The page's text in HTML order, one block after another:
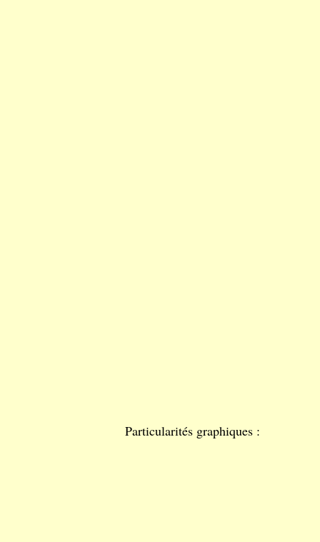
Particularités graphiques :